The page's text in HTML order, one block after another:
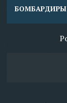
БОМБАРДИРЫ